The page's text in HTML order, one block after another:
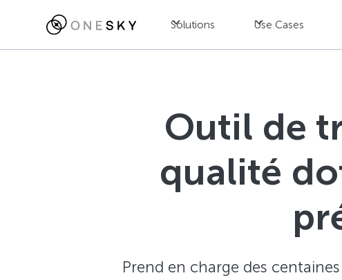
Solutions Use Cases
Outil de
qualité
Prend en charge des